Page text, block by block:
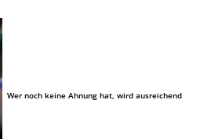
Wer noch keine Ahnung hat, wird ausreichend